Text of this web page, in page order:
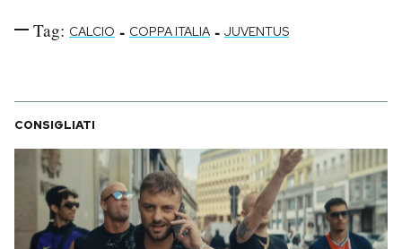
Tag: CALCIO - COPPA ITALIA - JUVENTUS
CONSIGLIATI